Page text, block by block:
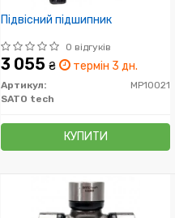
Підвісний підшипник
0 відгуків
3 055 ₴ термін 3 дн.
Артикул:
MP10021
SATO tech
КУПИТИ